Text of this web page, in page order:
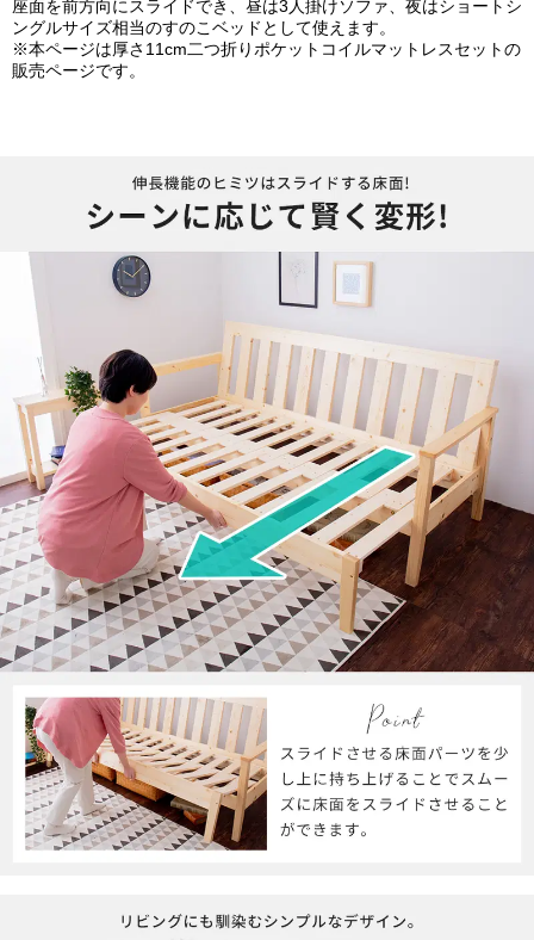
座面を前方向にスライドでき、昼は3人掛けソファ、夜はショートシ
ングルサイズ相当のすのこベッドとして使えます。
※本ページは厚さ11cm二つ折りポケットコイルマットレスセットの
販売ページです。